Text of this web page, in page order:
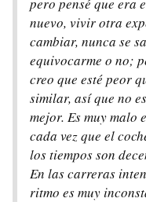
nuevo, vivir otra
cambiar, nunca se
equivocarme o no;
creo que esté peor
similar, así que no
mejor. Es muy malo
cada vez que el
los tiempos son
En las carreras
ritmo es muy